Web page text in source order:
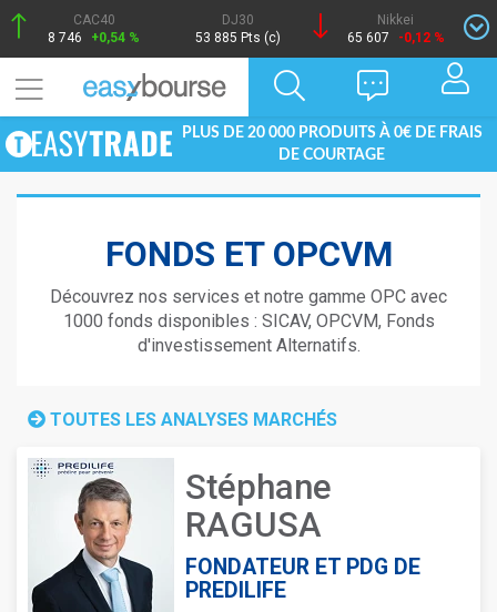
CAC40
8 746
+0,54 %
DJ30
53 885 Pts (c)
Nikkei
65 607
-0,12 %
PLUS DE 20 000 PRODUITS À 0€ DE FRAIS
DE COURTAGE
FONDS ET OPCVM
Découvrez nos services et notre gamme OPC avec
1000 fonds disponibles : SICAV, OPCVM, Fonds
d'investissement Alternatifs.
TOUTES LES ANALYSES MARCHÉS
Stéphane
RAGUSA
FONDATEUR ET PDG DE
PREDILIFE